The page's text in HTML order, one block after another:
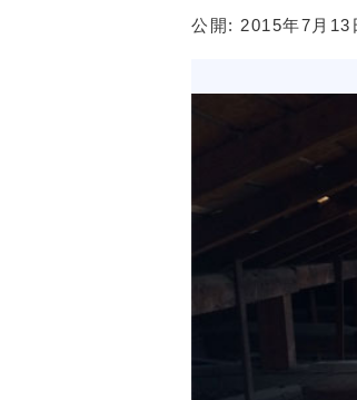
公開: 2015年7月13